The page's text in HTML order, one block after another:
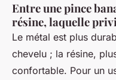
Entre une pince
résine, laquelle
Le métal est plus
chevelu ; la résine,
confortable. Pour un